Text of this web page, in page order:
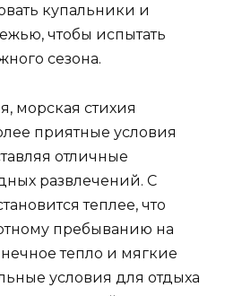
купальники и
чтобы испытать
сезона.
морская стихия
приятные условия
отличные
развлечений. С
теплее, что
пребыванию на
тепло и мягкие
условия для отдыха